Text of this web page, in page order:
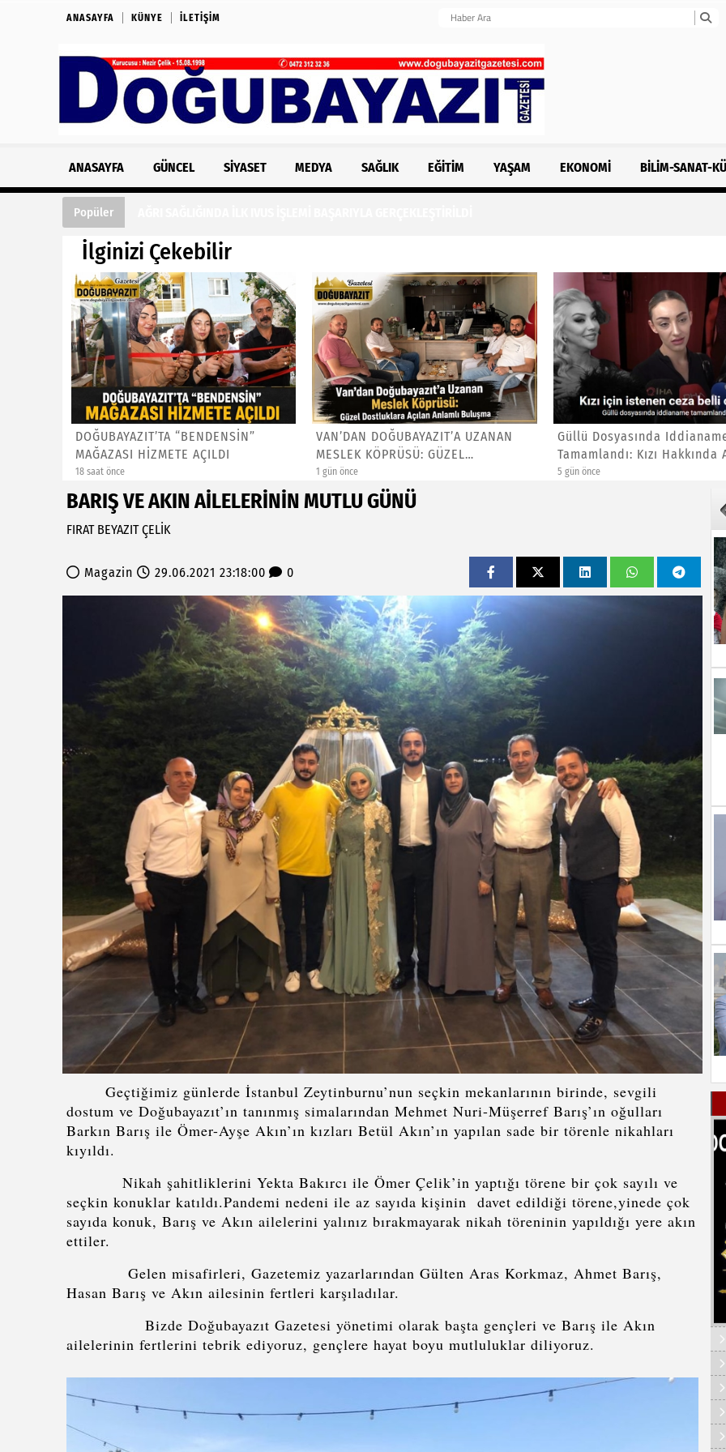
ANASAYFA KÜNYE İLETIŞIM
ANASAYFA GÜNCEL SIYASET MEDYA SAĞLIK EĞITIM YAŞAM EKONOMI BILIM-SANAT-
Popüler
İlginizi Çekebilir
DOĞUBAYAZIT’TA “BENDENSİN”
MAĞAZASI HİZMETE AÇILDI
18 saat önce
VAN’DAN DOĞUBAYAZIT’A UZANAN
MESLEK KÖPRÜSÜ: GÜZEL
DOSTLUKLA...
1 gün önce
Güllü Dosyasında
Tamamlandı: Kızı Hakkında
5 gün önce
BARIŞ VE AKIN AİLELERİNİN MUTLU GÜNÜ
FIRAT BEYAZIT ÇELİK
Magazin 29.06.2021 23:18:00 0
Geçtiğimiz günlerde İstanbul Zeytinburnu’nun seçkin mekanlarının birinde, sevgili
dostum ve Doğubayazıt’ın tanınmış simalarından Mehmet Nuri-Müşerref Barış’ın oğulları
Barkın Barış ile Ömer-Ayşe Akın’ın kızları Betül Akın’ın yapılan sade bir törenle nikahları
kıyıldı.
Nikah şahitliklerini Yekta Bakırcı ile Ömer Çelik’in yaptığı törene bir çok sayılı ve
seçkin konuklar katıldı.Pandemi nedeni ile az sayıda kişinin davet edildiği törene,yinede çok
sayıda konuk, Barış ve Akın ailelerini yalınız bırakmayarak nikah töreninin yapıldığı yere akın
ettiler.
Gelen misafirleri, Gazetemiz yazarlarından Gülten Aras Korkmaz, Ahmet Barış,
Hasan Barış ve Akın ailesinin fertleri karşıladılar.
Bizde Doğubayazıt Gazetesi yönetimi olarak başta gençleri ve Barış ile Akın
ailelerinin fertlerini tebrik ediyoruz, gençlere hayat boyu mutluluklar diliyoruz.